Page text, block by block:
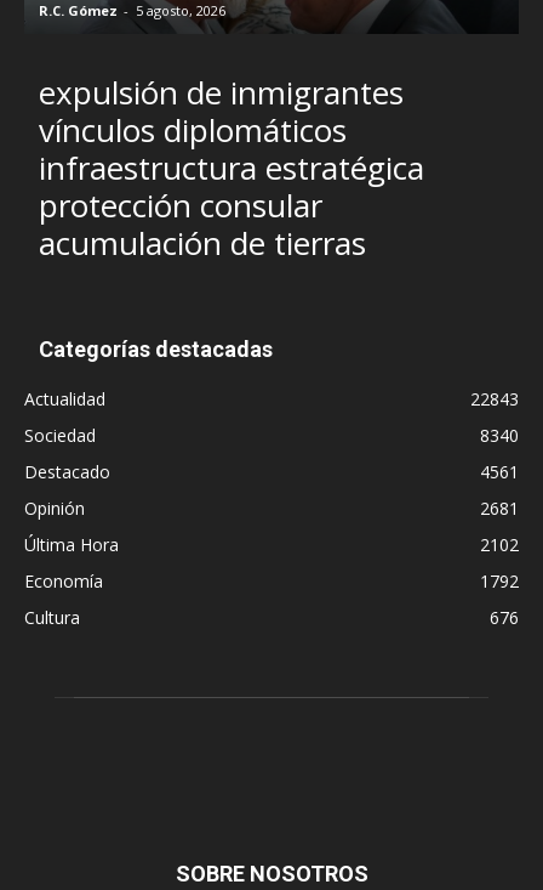
R.C. Gómez - 5 agosto, 2026
expulsión de inmigrantes
vínculos diplomáticos
infraestructura estratégica
protección consular
acumulación de tierras
Categorías destacadas
Actualidad
22843
Sociedad
8340
Destacado
4561
Opinión
2681
Última Hora
2102
Economía
1792
Cultura
676
SOBRE NOSOTROS